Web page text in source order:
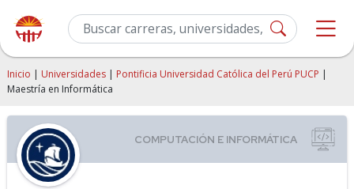
Inicio | Universidades | Pontificia Universidad Católica del Perú PUCP |
Maestría en Informática